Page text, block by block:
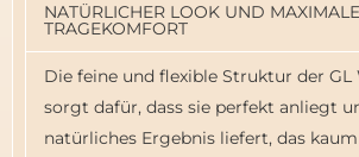
NATÜRLICHER LOOK UND
TRAGEKOMFORT
Die feine und flexible Struktur der GL
sorgt dafür, dass sie perfekt anliegt
natürliches Ergebnis liefert, das